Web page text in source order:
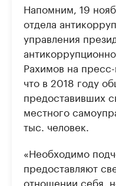
Напомним, 19
отдела
управления
Рахимов на
что в 2018 году
предоставивших
местного
тыс. человек.
«Необходимо
предоставляют
отношении себя,